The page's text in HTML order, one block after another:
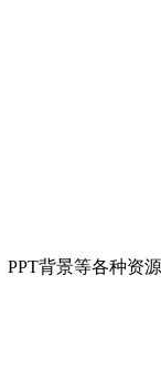
背景等各种资